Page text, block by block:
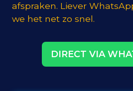
afspraken. Liever
we het net zo snel.
DIRECT VIA